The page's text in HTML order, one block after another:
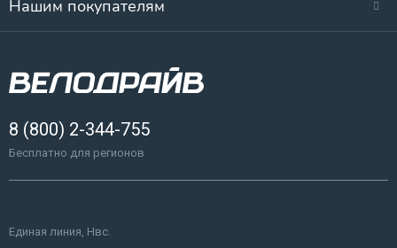
Нашим покупателям
8 (800) 2-344-755
Бесплатно для регионов
Единая линия, Нвс.